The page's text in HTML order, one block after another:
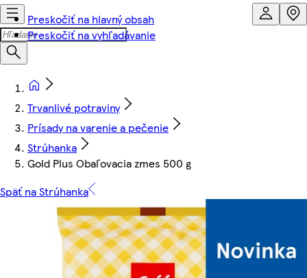
Preskočiť na hlavný obsah
Preskočiť na vyhľadávanie
Trvanlivé potraviny
Prísady na varenie a pečenie
Strúhanka
Gold Plus Obaľovacia zmes 500 g
Späť na Strúhanka